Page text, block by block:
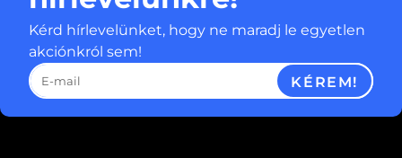
Kérd hírlevelünket, hogy ne maradj le egyetlen
akciónkról sem!
KÉREM!